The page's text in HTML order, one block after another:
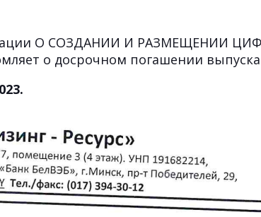
О СОЗДАНИИ И РАЗМЕЩЕНИИ
о досрочном погашении